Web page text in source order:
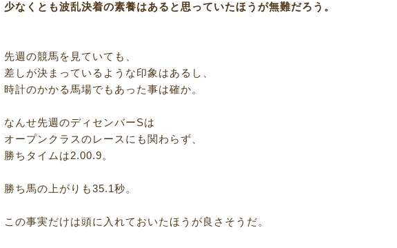
少なくとも波乱決着の素養はあると思っていたほうが無難だろう。
先週の競馬を見ていても、
差しが決まっているような印象はあるし、
時計のかかる馬場でもあった事は確か。
なんせ先週のディセンバーSは
オープンクラスのレースにも関わらず、
勝ちタイムは2.00.9。
勝ち馬の上がりも35.1秒。
この事実だけは頭に入れておいたほうが良さそうだ。